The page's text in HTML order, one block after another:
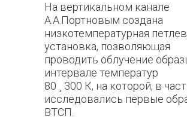
На вертикальном канале
А.А.Портновым создана
низкотемпературная
установка, позволяющая
проводить облучение
интервале температур
80 ¸ 300 К, на которой, в
исследовались первые
ВТСП.